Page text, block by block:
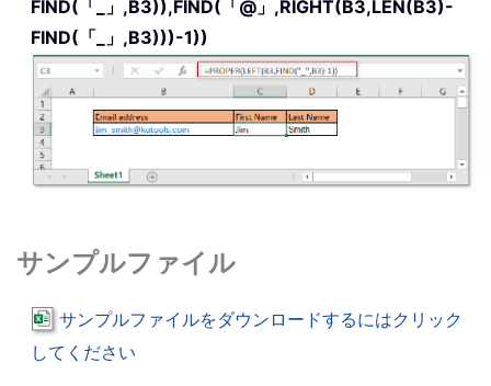
FIND(「_」,B3)),FIND(「@」,RIGHT(B3,LEN(B3)-
FIND(「_」,B3)))-1))
サンプルファイル
サンプルファイルをダウンロードするにはクリック
してください